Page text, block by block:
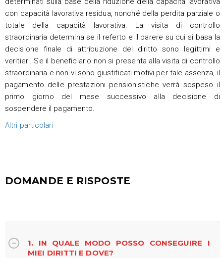
con capacità lavorativa residua, nonché della perdita parziale o
totale della capacità lavorativa. La visita di controllo
straordinaria determina se il referto e il parere su cui si basa la
decisione finale di attribuzione del diritto sono legittimi e
veritieri. Se il beneficiario non si presenta alla visita di controllo
straordinaria e non vi sono giustificati motivi per tale assenza, il
pagamento delle prestazioni pensionistiche verrà sospeso il
primo giorno del mese successivo alla decisione di
sospendere il pagamento.
Altri particolari
DOMANDE E RISPOSTE
1. IN QUALE MODO POSSO CONSEGUIRE I
MIEI DIRITTI E DOVE?